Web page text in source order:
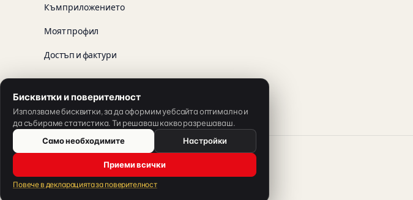
Към приложението
Моят профил
Достъп и фактури
App Store
Български
Предложение на SH Sprachschule Heilbronn.
© 2026 V-IZ
Бисквитки и поверителност
Използваме бисквитки, за да оформим уебсайта оптимално и
да събираме статистика. Ти решаваш какво разрешаваш.
Само необходимите
Настройки
Приеми всички
Повече в декларацията за поверителност